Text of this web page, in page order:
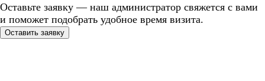
Оставьте заявку — наш администратор свяжется с вами
и поможет подобрать удобное время визита.
Оставить заявку